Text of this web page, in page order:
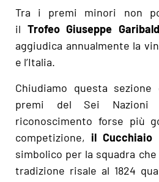
Tra i premi minori non
il Trofeo Giuseppe
aggiudica annualmente la
e l’Italia.
Chiudiamo questa
premi del Sei
riconoscimento forse più
competizione, il Cucchiaio
simbolico per la squadra
tradizione risale al 1824